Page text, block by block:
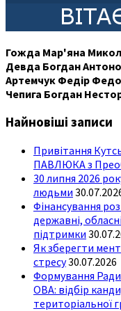
Гожда Мар'яна
Девда Богдан
Артемчук Федір
Чепига Богдан
Найновіші записи
Привітання
ПАВЛЮКА з
30 липня 2026
людьми
Фінансування
державні,
підтримки
Як зберегти
стресу30.07.2026
Формування Ради
ОВА: відбір
територіальної